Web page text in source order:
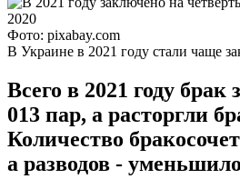
Фото: pixabay.com
В Украине в 2021 году стали чаще
Всего в 2021 году
013 пар, а расторгли
Количество
а разводов -